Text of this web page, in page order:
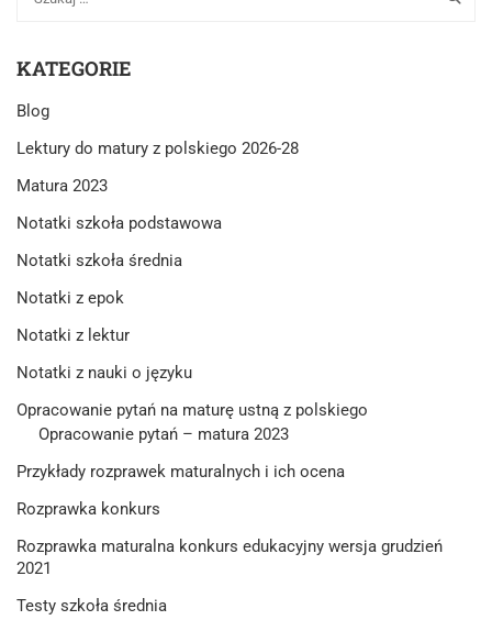
KATEGORIE
Blog
Lektury do matury z polskiego 2026-28
Matura 2023
Notatki szkoła podstawowa
Notatki szkoła średnia
Notatki z epok
Notatki z lektur
Notatki z nauki o języku
Opracowanie pytań na maturę ustną z polskiego
Opracowanie pytań – matura 2023
Przykłady rozprawek maturalnych i ich ocena
Rozprawka konkurs
Rozprawka maturalna konkurs edukacyjny wersja grudzień
2021
Testy szkoła średnia